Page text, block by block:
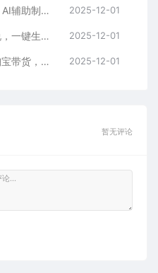
【第14025期】小白也能做！AI辅助制作古风MV，小红薯一单100 2025-12-01
【第14020期】AI自动写小说，一键生成120万字，普通人每月也能躺赚2w+ 2025-12-01
【第14019期】年前风口！淘宝带货，无人直播160小时卖了6万！ 2025-12-01
暂无评论